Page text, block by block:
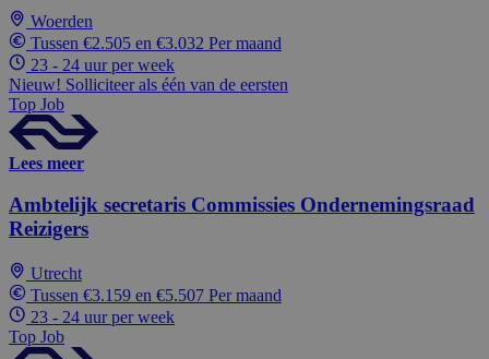
Woerden
Tussen €2.505 en €3.032 Per maand
23 - 24 uur per week
Nieuw! Solliciteer als één van de eersten
Top Job
Lees meer
Ambtelijk secretaris Commissies Ondernemingsraad
Reizigers
Utrecht
Tussen €3.159 en €5.507 Per maand
23 - 24 uur per week
Top Job